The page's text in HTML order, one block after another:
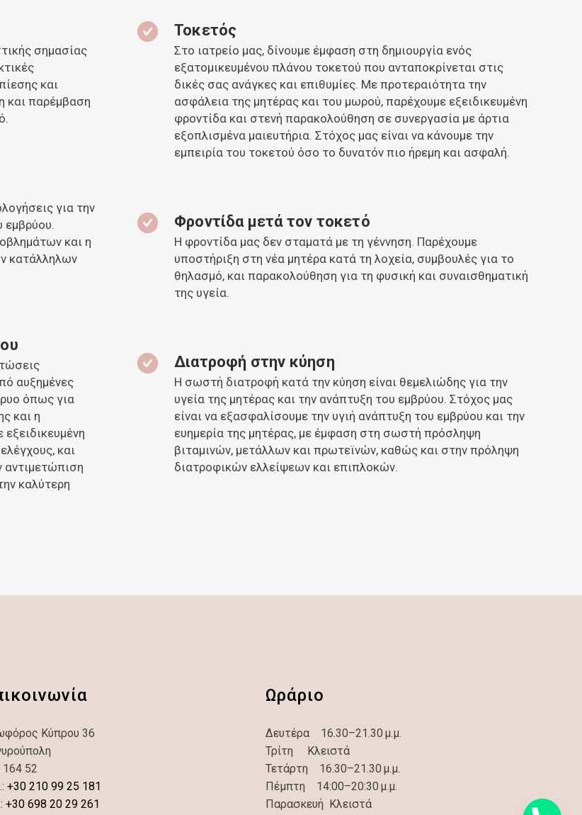
σημασίας
και
και παρέμβαση
για την
εμβρύου.
και η
κατάλληλων
αυξημένες
όπως για
και η
και
αντιμετώπιση
καλύτερη
Τοκετός
Στο ιατρείο μας, δίνουμε έμφαση στη δημιουργία ενός
εξατομικευμένου πλάνου τοκετού που ανταποκρίνεται στις
δικές σας ανάγκες και επιθυμίες. Με προτεραιότητα την
ασφάλεια της μητέρας και του μωρού, παρέχουμε εξειδικευμένη
φροντίδα και στενή παρακολούθηση σε συνεργασία με άρτια
εξοπλισμένα μαιευτήρια. Στόχος μας είναι να κάνουμε την
εμπειρία του τοκετού όσο το δυνατόν πιο ήρεμη και ασφαλή.
Φροντίδα μετά τον τοκετό
Η φροντίδα μας δεν σταματά με τη γέννηση. Παρέχουμε
υποστήριξη στη νέα μητέρα κατά τη λοχεία, συμβουλές για το
θηλασμό, και παρακολούθηση για τη φυσική και συναισθηματική
της υγεία.
Διατροφή στην κύηση
Η σωστή διατροφή κατά την κύηση είναι θεμελιώδης για την
υγεία της μητέρας και την ανάπτυξη του εμβρύου. Στόχος μας
είναι να εξασφαλίσουμε την υγιή ανάπτυξη του εμβρύου και την
ευημερία της μητέρας, με έμφαση στη σωστή πρόσληψη
βιταμινών, μετάλλων και πρωτεϊνών, καθώς και στην πρόληψη
διατροφικών ελλείψεων και επιπλοκών.
Κύπρου 36
164 52
+30 210 99 25 181
+30 698 20 29 261
Ωράριο
Δευτέρα 16.30–21.30 μ.μ.
Τρίτη Κλειστά
Τετάρτη 16.30–21.30 μ.μ.
Πέμπτη 14:00–20:30 μ.μ.
Παρασκευή Κλειστά